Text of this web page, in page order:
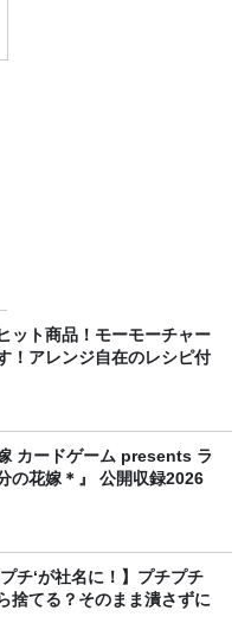
ット商品！モーモーチャー
！アレンジ自在のレシピ付
カードゲーム presents ラ
の花嫁＊』 公開収録2026
プチ‘が社名に！】プチプチ
捨てる？そのまま潰さずに